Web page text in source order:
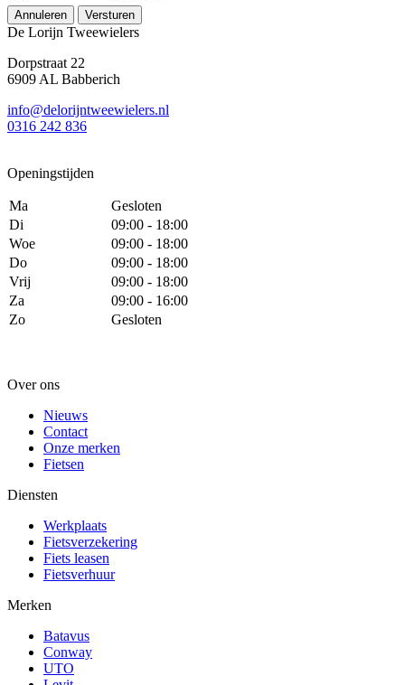
Annuleren Versturen
De Lorijn Tweewielers
Dorpstraat 22
6909 AL Babberich
info@delorijntweewielers.nl
0316 242 836
Openingstijden
Ma
Gesloten
Di
09:00 - 18:00
Woe
09:00 - 18:00
Do
09:00 - 18:00
Vrij
09:00 - 18:00
Za
09:00 - 16:00
Zo
Gesloten
Over ons
Nieuws
Contact
Onze merken
Fietsen
Diensten
Werkplaats
Fietsverzekering
Fiets leasen
Fietsverhuur
Merken
Batavus
Conway
UTO